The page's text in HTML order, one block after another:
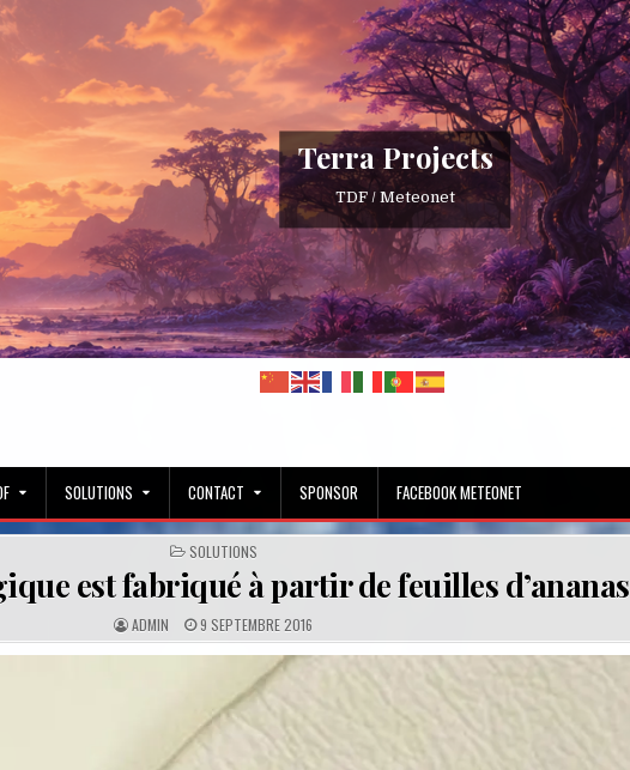
Terra Projects
TDF / Meteonet
SOLUTIONS CONTACT SPONSOR FACEBOOK METEONET
POSTED
IN
SOLUTIONS
est fabriqué à partir de feuilles d’ananas
A
U
T
ADMIN P
U
B
E
D
D
9 SEPTEMBRE 2016